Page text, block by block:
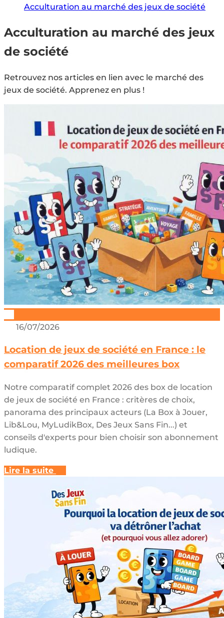
Acculturation au marché des jeux de société
Acculturation au marché des jeux
de société
Retrouvez nos articles en lien avec le marché des
jeux de société. Apprenez en plus !
16/07/2026
Location de jeux de société en France : le
comparatif 2026 des meilleures box
Notre comparatif complet 2026 des box de location
de jeux de société en France : critères de choix,
panorama des principaux acteurs (La Box à Jouer,
Lib&Lou, MyLudikBox, Des Jeux Sans Fin...) et
conseils d'experts pour bien choisir son abonnement
ludique.
Lire la suite